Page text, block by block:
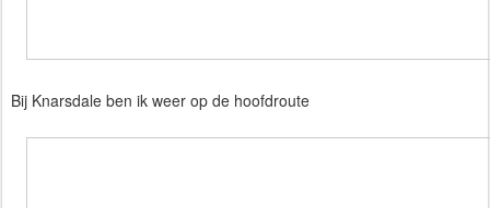
Bij Knarsdale ben ik weer op de hoofdroute